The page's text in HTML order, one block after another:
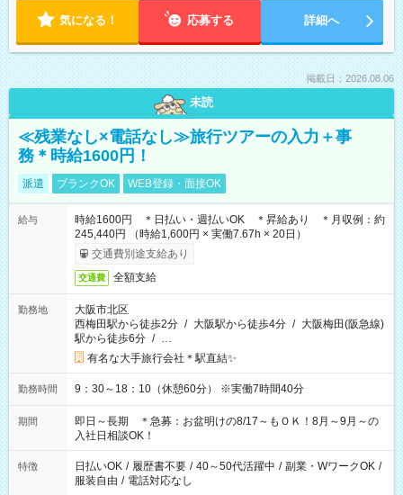
気になる！ 応募する 詳細へ
掲載日：2026.08.06
未読
≪残業なし×電話なし≫旅行ツアーの入力＋事
務＊時給1600円！
派遣 ブランクOK WEB登録・面接OK
給与
時給1600円 ＊日払い・週払いOK ＊昇給あり ＊月収例：約
245,440円 （時給1,600円 × 実働7.67h × 20日）
交通費別途支給あり
交通費 全額支給
勤務地
大阪市北区
西梅田駅から徒歩2分 / 大阪駅から徒歩4分 / 大阪梅田(阪急線)
駅から徒歩6分 / …
有名な大手旅行会社＊駅直結✨
勤務時間 9：30～18：10（休憩60分） ※実働7時間40分
期間
即日～長期 ＊急募：お盆明けの8/17～もＯＫ！8月～9月～の
入社日相談OK！
特徴 日払いOK / 履歴書不要 / 40～50代活躍中 / 副業・WワークOK /
服装自由 / 電話対応なし